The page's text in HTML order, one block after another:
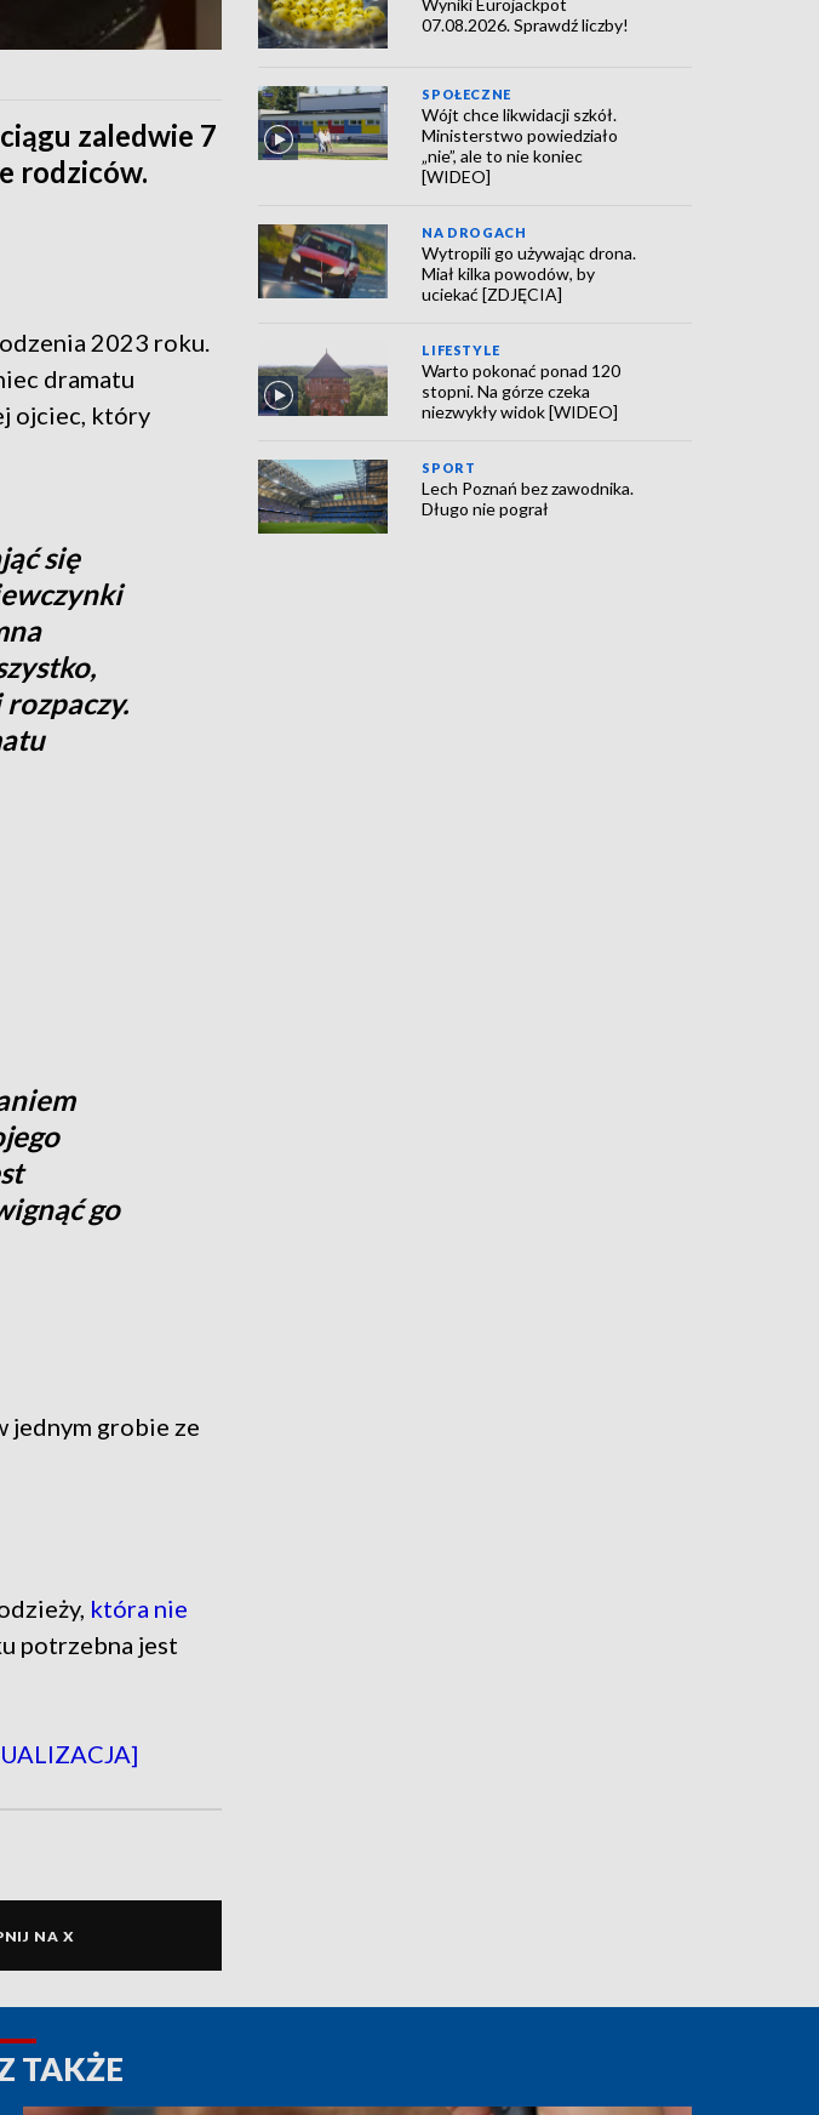
zaledwie 7
rodziców.
2023 roku.
dramatu
ojciec, który
się
go
jednym grobie ze
która nie
potrzebna jest
NA X
07.08.2026. Sprawdź liczby!
SPOŁECZNE
Wójt chce likwidacji szkół.
Ministerstwo powiedziało
„nie”, ale to nie koniec
[WIDEO]
NA DROGACH
Wytropili go używając drona.
Miał kilka powodów, by
uciekać [ZDJĘCIA]
LIFESTYLE
Warto pokonać ponad 120
stopni. Na górze czeka
niezwykły widok [WIDEO]
SPORT
Lech Poznań bez zawodnika.
Długo nie pograł
TAKŻE